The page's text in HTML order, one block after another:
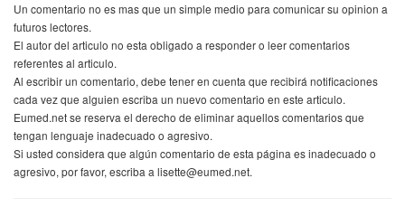
Un comentario no es mas que un simple medio para comunicar su opinion a
futuros lectores.
El autor del articulo no esta obligado a responder o leer comentarios
referentes al articulo.
Al escribir un comentario, debe tener en cuenta que recibirá notificaciones
cada vez que alguien escriba un nuevo comentario en este articulo.
Eumed.net se reserva el derecho de eliminar aquellos comentarios que
tengan lenguaje inadecuado o agresivo.
Si usted considera que algún comentario de esta página es inadecuado o
agresivo, por favor, escriba a lisette@eumed.net.